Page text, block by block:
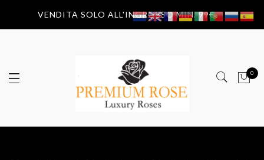
VENDITA SOLO ALL'INGROSSO MIN. 99€
0